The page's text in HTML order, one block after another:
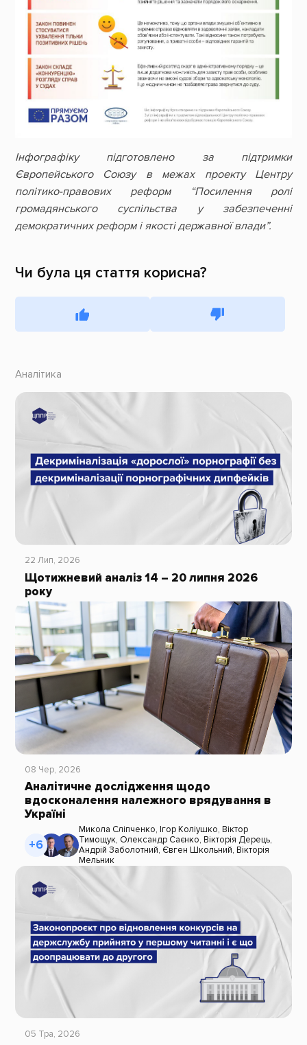
Інфографіку підготовлено за підтримки
Європейського Союзу в межах проекту Центру
політико-правових реформ “Посилення ролі
громадянського суспільства у забезпеченні
демократичних реформ і якості державної влади”.
Чи була ця стаття корисна?
Аналітика
22 Лип, 2026
Щотижневий аналіз 14 – 20 липня 2026
року
08 Чер, 2026
Аналітичне дослідження щодо
вдосконалення належного врядування в
Україні
+6
Микола Сліпченко, Ігор Коліушко, Віктор
Тимощук, Олександр Саєнко, Вікторія Дерець,
Андрій Заболотний, Євген Школьний, Вікторія
Мельник
05 Тра, 2026